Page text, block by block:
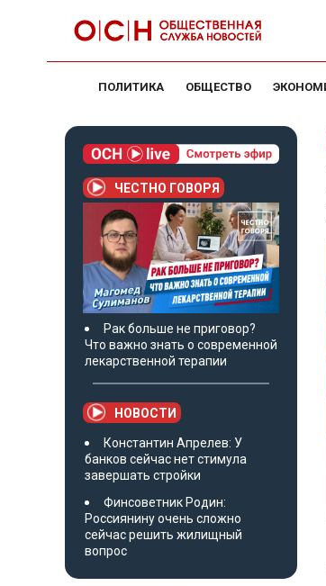
ПОЛИТИКА ОБЩЕСТВО
ЧЕСТНО ГОВОРЯ
Рак больше не приговор?
Что важно знать о современной
лекарственной терапии
НОВОСТИ
Константин Апрелев: У
банков сейчас нет стимула
завершать стройки
Финсоветник Родин:
Россиянину очень сложно
сейчас решить жилищный
вопрос